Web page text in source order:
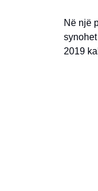
Në një
2019